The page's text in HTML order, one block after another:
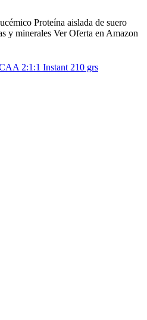
Proteína aislada de suero
y minerales Ver Oferta en Amazon